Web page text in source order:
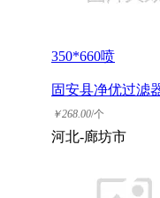
350*660喷
固安县净优过滤
限公司
￥268.00/个
河北-廊坊市